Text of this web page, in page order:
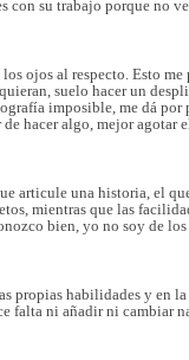
con su trabajo porque no
ojos al respecto. Esto
suelo hacer un
imposible, me dá
hacer algo, mejor agotar
articule una historia, el
mientras que las
bien, yo no soy de
propias habilidades y en
falta ni añadir ni cambiar